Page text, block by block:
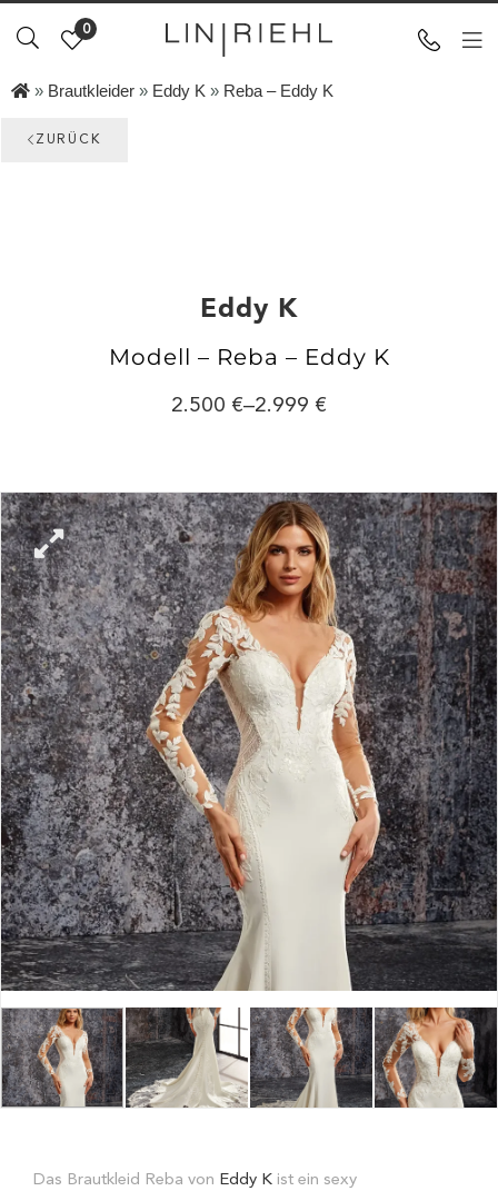
0
» Brautkleider » Eddy K » Reba – Eddy K
ZURÜCK
Eddy K
Modell – Reba – Eddy K
2.500 –2.999
Das Brautkleid Reba von Eddy K ist ein sexy